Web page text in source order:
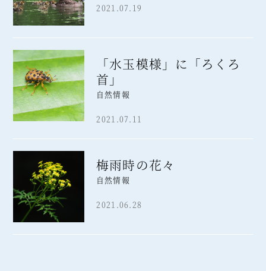
2021.07.19
「水玉模様」に「ろくろ
首」
自然情報
2021.07.11
梅雨時の花々
自然情報
2021.06.28